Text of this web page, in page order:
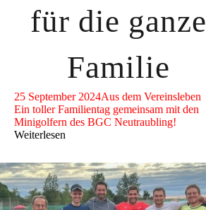
für die ganze
Familie
25 September 2024Aus dem Vereinsleben
Ein toller Familientag gemeinsam mit den
Minigolfern des BGC Neutraubling!
Weiterlesen